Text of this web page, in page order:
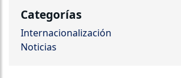
Categorías
Internacionalización
Noticias